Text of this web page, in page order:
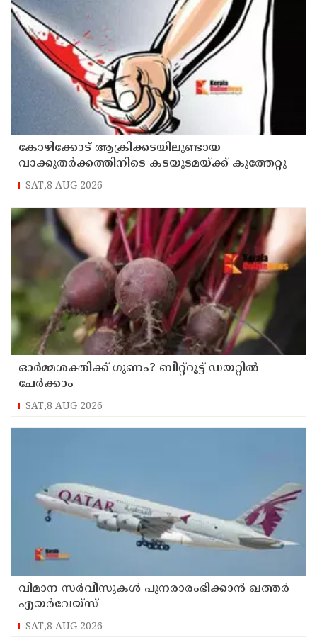
കോഴിക്കോട് ആക്രിക്കടയിലുണ്ടായ
വാക്കുതർക്കത്തിനിടെ കടയുടമയ്ക്ക് കുത്തേറ്റു
SAT,8 AUG 2026
ഓർമ്മശക്തിക്ക് ഗുണം? ബീറ്റ്‌റൂട്ട് ഡയറ്റിൽ
ചേർക്കാം
SAT,8 AUG 2026
വിമാന സര്‍വീസുകള്‍ പുനരാരംഭിക്കാന്‍ ഖത്തര്‍
എയര്‍വേയ്‌സ്
SAT,8 AUG 2026